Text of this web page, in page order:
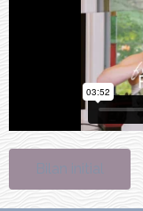
Bilan initial